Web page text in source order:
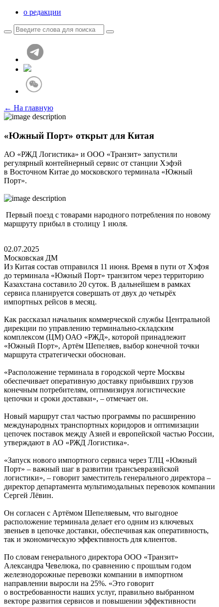
о редакции
← На главную
«Южный Порт» открыт для Китая
АО «РЖД Логистика» и ООО «Транзит» запустили
регулярный контейнерный сервис от станции Хэфэй
в Восточном Китае до московского терминала «Южный
Порт».
Первый поезд с товарами народного потребления по новому
маршруту прибыл в столицу 1 июля.
02.07.2025
Московская ДМ
Из Китая состав отправился 11 июня. Время в пути от Хэфэя
до терминала «Южный Порт» транзитом через территорию
Казахстана составило 20 суток. В дальнейшем в рамках
сервиса планируется совершать от двух до четырёх
импортных рейсов в месяц.
Как рассказал начальник коммерческой службы Центральной
дирекции по управлению терминально-складским
комплексом (ЦМ) ОАО «РЖД», которой принадлежит
«Южный Порт», Артём Шепеляев, выбор конечной точки
маршрута стратегически обоснован.
«Расположение терминала в городской черте Москвы
обеспечивает оперативную доставку прибывших грузов
конечным потребителям, оптимизируя логистические
цепочки и сроки доставки», – отмечает он.
Новый маршрут стал частью программы по расширению
международных транспортных коридоров и оптимизации
цепочек поставок между Азией и европейской частью России,
утверждают в АО «РЖД Логистика».
«Запуск нового импортного сервиса через ТЛЦ «Южный
Порт» – важный шаг в развитии трансъевразийской
логистики», – говорит заместитель генерального директора –
директор департамента мультимодальных перевозок компании
Сергей Лёвин.
Он согласен с Артёмом Шепеляевым, что выгодное
расположение терминала делает его одним из ключевых
звеньев в цепочке доставки, обеспечивая как оперативность,
так и экономическую эффективность для клиентов.
По словам генерального директора ООО «Транзит»
Александра Чевелюка, по сравнению с прошлым годом
железнодорожные перевозки компании в импортном
направлении выросли на 25%. «Это говорит
о востребованности наших услуг, правильно выбранном
векторе развития сервисов и повышении эффективности